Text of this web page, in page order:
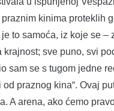
kinima proteklih
to samoća, iz koje se
krajnost; sve puno, svi
sam se s tugom jedne
praznog kina“. Ovaj
A arena, ako ćemo